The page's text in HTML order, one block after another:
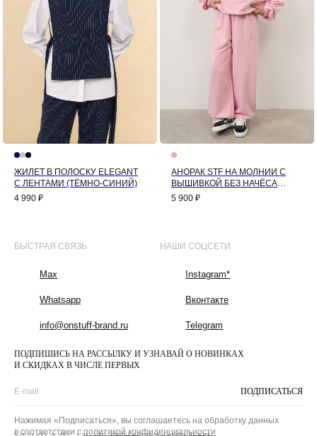
ЖИЛЕТ В ПОЛОСКУ ELEGANT
С ЛЕНТАМИ (ТЁМНО-СИНИЙ)
4 990 ₽
АНОРАК STF НА МОЛНИИ С
ВЫШИВКОЙ БЕЗ НАЧЁСА
(РОЗОВЫЙ)
5 900 ₽
ПОДПИШИСЬ НА РАССЫЛКУ И УЗНАВАЙ О НОВИНКАХ
И СКИДКАХ В ЧИСЛЕ ПЕРВЫХ
ПОДПИСАТЬСЯ
Нажимая «Подписаться», вы соглашаетесь на обработку данных
в соответствии сполитикой конфиденциальности
БЫСТРАЯ СВЯЗЬ
Max
Whatsapp
info@onstuff-brand.ru
НАШИ СОЦСЕТИ
Instagram*
Вконтакте
Telegram